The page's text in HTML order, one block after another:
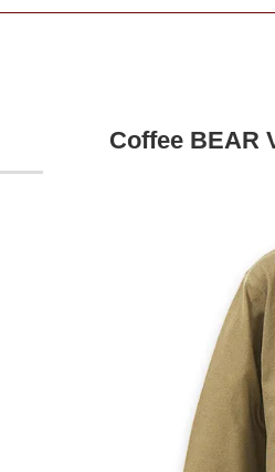
Coffee BEAR